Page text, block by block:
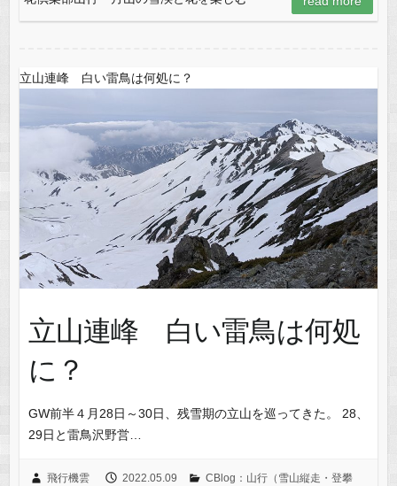
立山連峰 白い雷鳥は何処に？
立山連峰 白い雷鳥は何処
に？
GW前半４月28日～30日、残雪期の立山を巡ってきた。 28、
29日と雷鳥沢野営…
飛行機雲 2022.05.09
CBlog：山行（雪山縦走・登攀